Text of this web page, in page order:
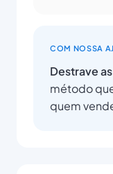
COM NOSSA
Destrave
método
quem